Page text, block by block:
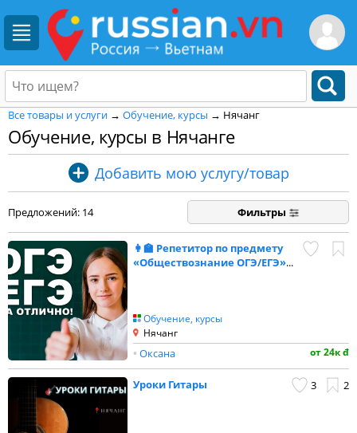
Все товары и услуги → Обучение, курсы → Нячанг
Обучение, курсы в Нячанге
Добавить мою услугу/товар
Предложений: 14 Фильтры
👩‍🏫 Репетитор по предмету
«Обществознание ОГЭ/ЕГЭ»...
Обучение, курсы
Нячанг
от 24к đ
• Оксана
3 2
Уроки Гитары